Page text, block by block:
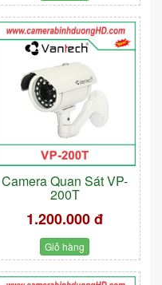
Camera Quan Sát VP-
200T
1.200.000 đ
Giỏ hàng